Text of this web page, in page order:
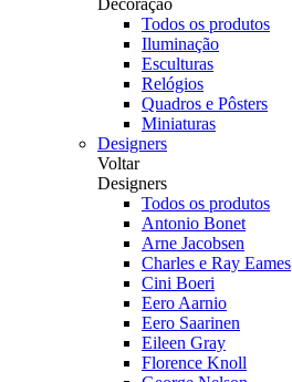
Decoração
Todos os produtos
Iluminação
Esculturas
Relógios
Quadros e Pôsters
Miniaturas
Designers
Voltar
Designers
Todos os produtos
Antonio Bonet
Arne Jacobsen
Charles e Ray Eames
Cini Boeri
Eero Aarnio
Eero Saarinen
Eileen Gray
Florence Knoll